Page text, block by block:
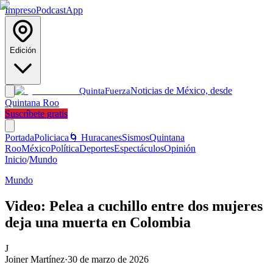
ImpresoPodcastApp
Edición
QuintaFuerzaNoticias de México, desde
Quintana Roo
Suscríbete gratis
PortadaPoliciaca 🌀 HuracanesSismosQuintana
RooMéxicoPolíticaDeportesEspectáculosOpinión
Inicio/Mundo
Mundo
Video: Pelea a cuchillo entre dos mujeres
deja una muerta en Colombia
J
Joiner Martínez·30 de marzo de 2026